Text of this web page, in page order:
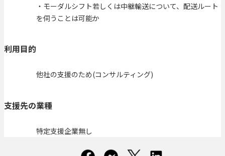
・モーダルシフト若しくは中継輸送について、配送ルート
を伺うことは可能か
利用目的
他社の支援のため(コンサルティング)
支援先の業種
特定支援企業無し